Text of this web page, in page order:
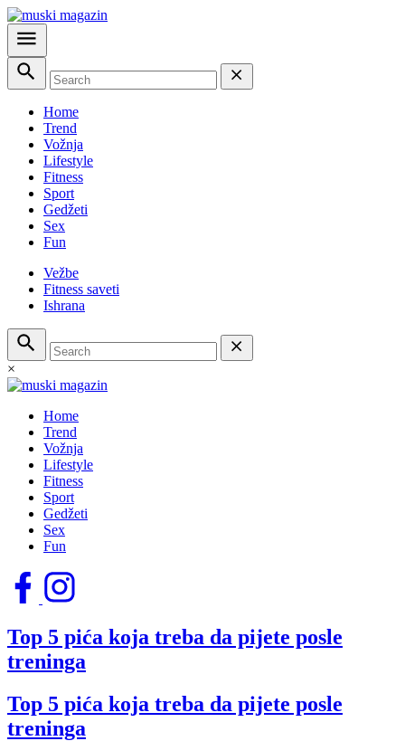
Home
Trend
Vožnja
Lifestyle
Fitness
Sport
Gedžeti
Sex
Fun
Vežbe
Fitness saveti
Ishrana
×
Home
Trend
Vožnja
Lifestyle
Fitness
Sport
Gedžeti
Sex
Fun
Top 5 pića koja treba da pijete posle
treninga
Top 5 pića koja treba da pijete posle
treninga